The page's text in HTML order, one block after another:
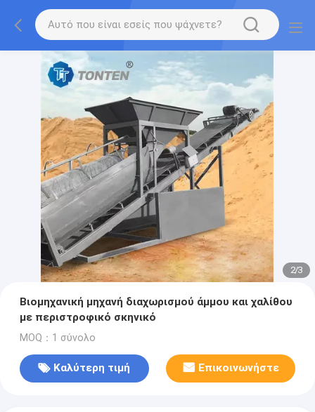
2/3
Βιομηχανική μηχανή διαχωρισμού άμμου και χαλίθου
με περιστροφικό σκηνικό
MOQ：1 σύνολο
Καλύτερη τιμή Επικοινωνήστε